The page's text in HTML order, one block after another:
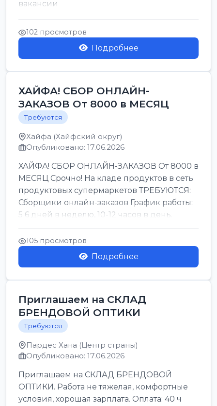
вакансии
102 просмотров
Подробнее
ХАЙФА! СБОР ОНЛАЙН-
ЗАКАЗОВ От 8000 в МЕСЯЦ
Требуются
Хайфа (Хайфский округ)
Опубликовано: 17.06.2026
ХАЙФА! СБОР ОНЛАЙН-ЗАКАЗОВ От 8000 в
МЕСЯЦ Срочно! На кладе продуктов в сеть
продуктовых супермаркетов ТРЕБУЮТСЯ:
Сборщики онлайн-заказов График работы:
5 6 дней в неделю, 10-12 часов в день.
Колле ОП...
105 просмотров
Подробнее
Приглашаем на СКЛАД
БРЕНДОВОЙ ОПТИКИ
Требуются
Пардес Хана (Центр страны)
Опубликовано: 17.06.2026
Приглашаем на СКЛАД БРЕНДОВОЙ
ОПТИКИ. Работа не тяжелая, комфортные
условия, хорошая зарплата. Оплата: 40 ч